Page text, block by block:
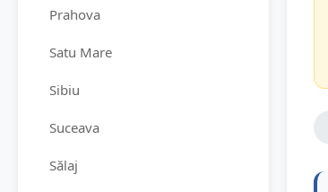
Prahova
Satu Mare
Sibiu
Suceava
Sălaj